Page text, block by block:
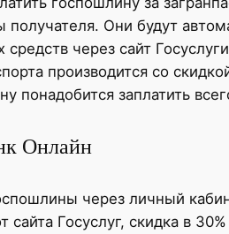
получателя. Они будут
через сайт
производится со
понадобится заплатить
Онлайн
через личный
сайта Госуслуг, скидка в